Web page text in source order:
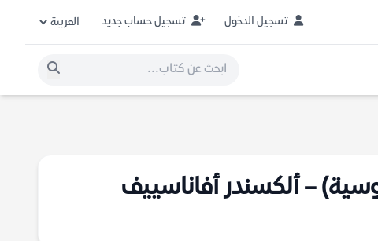
تسجيل الدخول تسجيل حساب جديد
– ألكسندر أفاناسييف